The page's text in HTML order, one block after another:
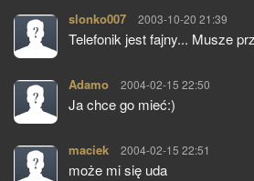
slonko007 pisze:
2003-10-20 21:39
Telefonik jest fajny... Musze
Adamo pisze:
2004-02-15 22:50
Ja chce go mieć:)
maciek pisze:
2004-02-15 22:51
może mi się uda